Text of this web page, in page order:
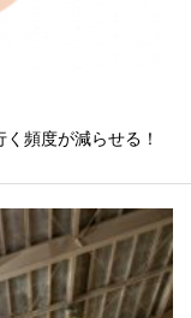
頻度が減らせる！